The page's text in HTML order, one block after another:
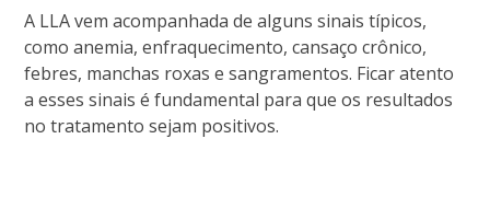
A LLA vem acompanhada de alguns sinais típicos,
como anemia, enfraquecimento, cansaço crônico,
febres, manchas roxas e sangramentos. Ficar atento
a esses sinais é fundamental para que os resultados
no tratamento sejam positivos.